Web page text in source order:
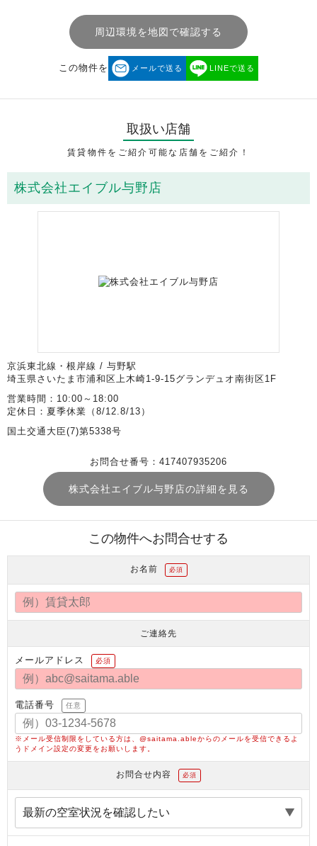
周辺環境を地図で確認する
この物件を メールで送る LINEで送る
取扱い店舗
賃貸物件をご紹介可能な店舗をご紹介！
株式会社エイブル与野店
京浜東北線・根岸線 / 与野駅
埼玉県さいたま市浦和区上木崎1-9-15グランデュオ南街区1F
営業時間：10:00～18:00
定休日：夏季休業（8/12.8/13）
国土交通大臣(7)第5338号
お問合せ番号：417407935206
株式会社エイブル与野店の詳細を見る
この物件へお問合せする
お名前 必須
ご連絡先
メールアドレス 必須
電話番号 任意
※メール受信制限をしている方は、@saitama.ableからのメールを受信できるよ
うドメイン設定の変更をお願いします。
お問合せ内容 必須